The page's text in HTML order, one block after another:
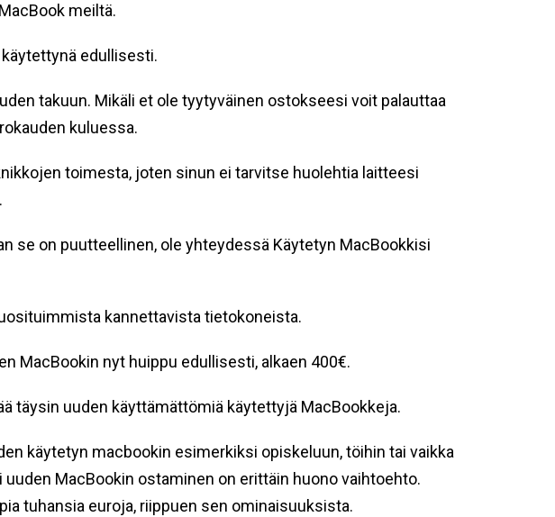
meiltä.
edullisesti.
takuun. Mikäli et ole tyytyväinen ostokseesi voit palauttaa
kuluessa.
toimesta, joten sinun ei tarvitse huolehtia laitteesi
se on puutteellinen, ole yhteydessä Käytetyn MacBookkisi
kannettavista tietokoneista.
MacBookin nyt huippu edullisesti, alkaen 400€.
täysin uuden käyttämättömiä käytettyjä MacBookkeja.
käytetyn macbookin esimerkiksi opiskeluun, töihin tai vaikka
MacBookin ostaminen on erittäin huono vaihtoehto.
tuhansia euroja, riippuen sen ominaisuuksista.